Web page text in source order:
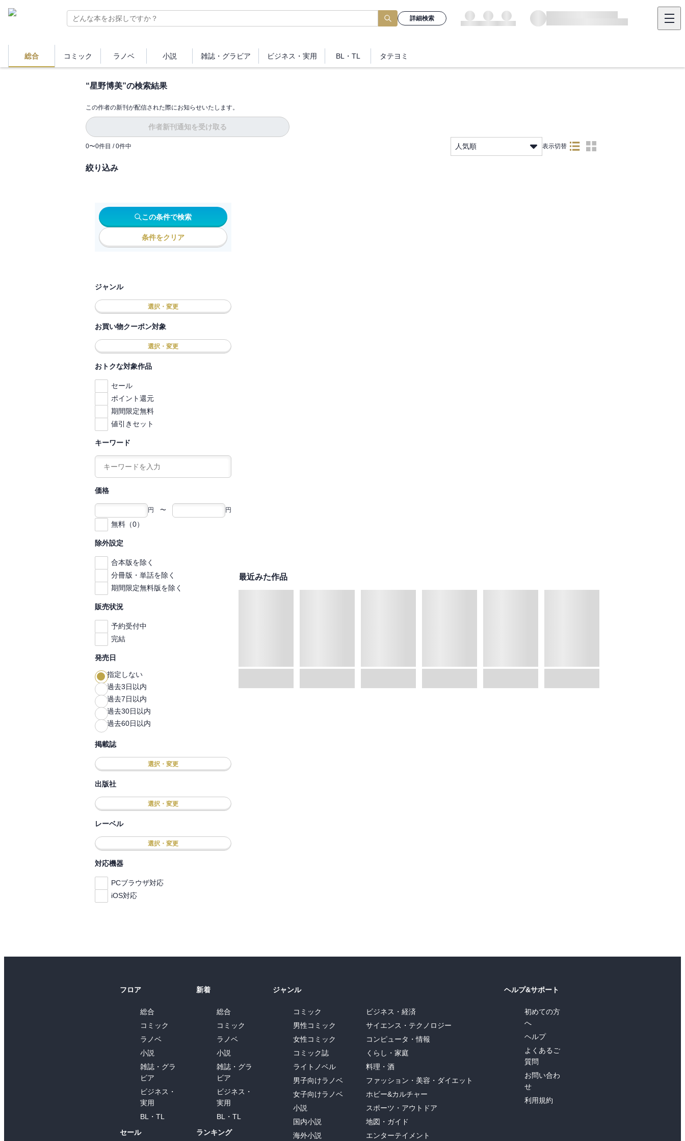
詳細検索
総合 コミック ラノベ 小説 雑誌・ グラビア ビジネス ・実用 BL・TL タテヨミ
“星野博美”の検索結果
この作者の新刊が配信された際にお知らせいたします。
作者新刊通知を受け取る
0〜0件目 / 0件中 人気順 表示切替
絞り込み
この条件で検索
条件をクリア
ジャンル
選択・変更
お買い物クーポン対象
選択・変更
おトクな対象作品
セール
ポイント還元
期間限定無料
値引きセット
キーワード
価格
円 〜 円
無料（0）
除外設定
合本版を除く
分冊版・単話を除く
期間限定無料版を除く
販売状況
予約受付中
完結
発売日
指定しない
過去3日以内
過去7日以内
過去30日以内
過去60日以内
掲載誌
選択・変更
出版社
選択・変更
レーベル
選択・変更
対応機器
PCブラウザ対応
iOS対応
最近みた作品
フロア
総合
コミック
ラノベ
小説
雑誌・グラ
ビア
ビジネス・
実用
BL・TL
セール
新着
総合
コミック
ラノベ
小説
雑誌・グラ
ビア
ビジネス・
実用
BL・TL
ランキング
ジャンル
コミック
男性コミック
女性コミック
コミック誌
ライトノベル
男子向けラノベ
女子向けラノベ
小説
国内小説
海外小説
ビジネス・経済
サイエンス・テクノロジー
コンピュータ・情報
くらし・家庭
料理・酒
ファッション・美容・ダイエット
ホビー&カルチャー
スポーツ・アウトドア
地図・ガイド
エンターテイメント
ヘルプ&サポート
初めての方
へ
ヘルプ
よくあるご
質問
お問い合わ
せ
利用規約